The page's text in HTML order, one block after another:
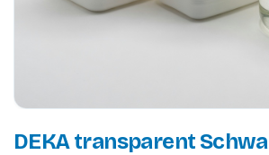
DEKA transparent